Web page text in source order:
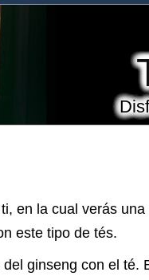
en la cual verás
este tipo de tés.
ginseng con el té.